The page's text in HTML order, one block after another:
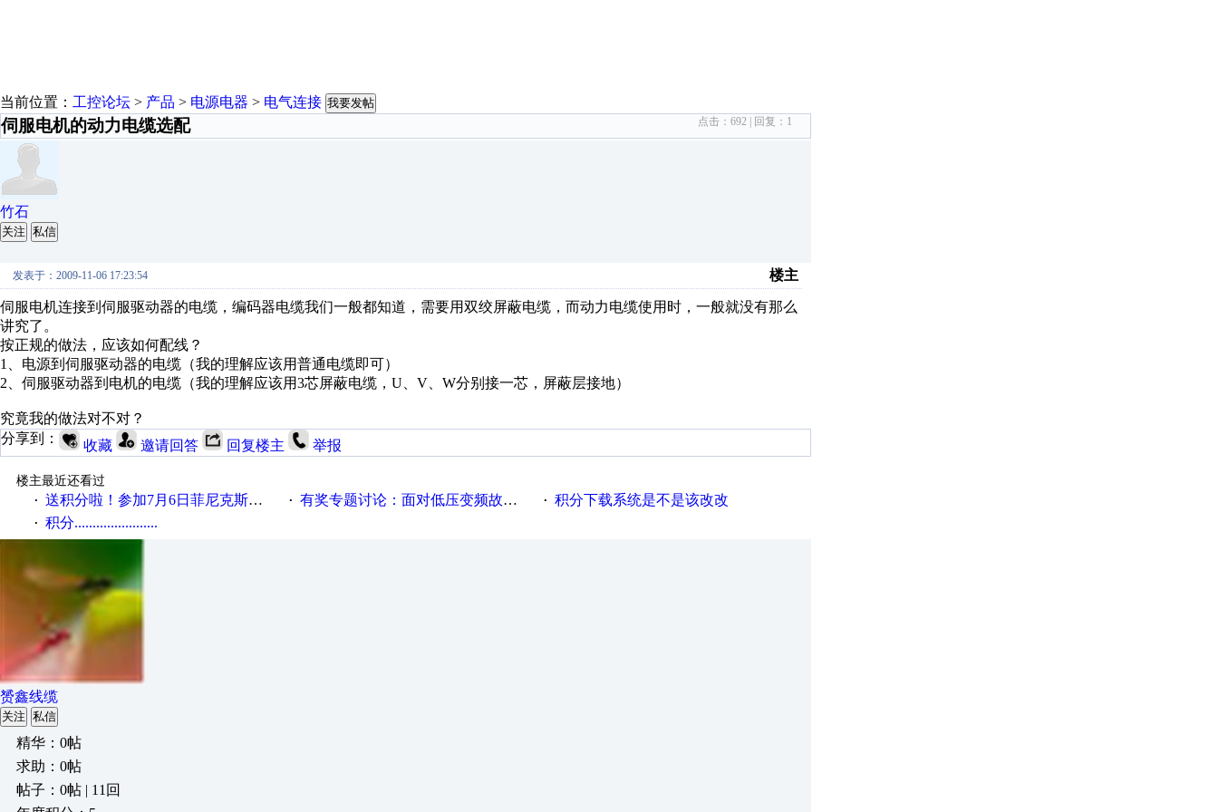
当前位置： 工控论坛 > 产品 > 电源电器 > 电气连接 我要发帖
伺服电机的动力电缆选配 点击： 692 | 回复： 1
竹石
关注 私信
发表于：2009-11-06 17:23:54 楼主
伺服电机连接到伺服驱动器的电缆，编码器电缆我们一般都知道，需要用双绞屏蔽电缆，而动力电缆使用时，一般就没有那么
讲究了。
按正规的做法，应该如何配线？
1、电源到伺服驱动器的电缆（我的理解应该用普通电缆即可）
2、伺服驱动器到电机的电缆（我的理解应该用3芯屏蔽电缆，U、V、W分别接一芯，屏蔽层接地）
究竟我的做法对不对？
分享到：
收藏 邀请回答 回复楼主 举报
楼主最近还看过
· 送积分啦！参加7月6日菲尼克斯在线研讨会即得 · 有奖专题讨论：面对低压变频故障，老手是这样解决的！ · 积分下载系统是不是该改改
· 积分.......................
赟鑫线缆
关注 私信
精华：0帖
求助：0帖
帖子：0帖 | 11回